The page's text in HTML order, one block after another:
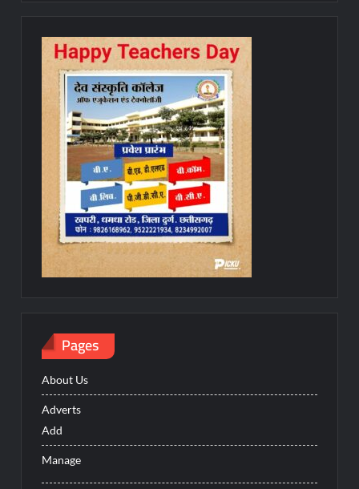
Pages
About Us
Adverts
Add
Manage